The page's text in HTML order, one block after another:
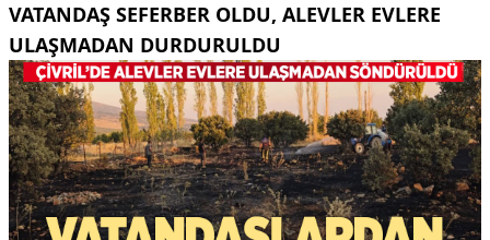
VATANDAŞ SEFERBER OLDU, ALEVLER EVLERE
ULAŞMADAN DURDURULDU